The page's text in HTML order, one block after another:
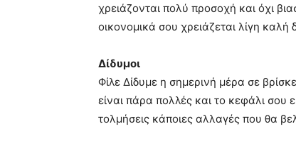
χρειάζονται πολύ προσοχή και όχι
οικονομικά σου χρειάζεται λίγη
Δίδυμοι
Φίλε Δίδυμε η σημερινή μέρα σε
είναι πάρα πολλές και το κεφάλι σου
τολμήσεις κάποιες αλλαγές που θα